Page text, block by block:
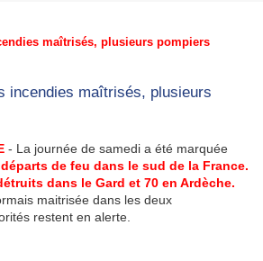
maîtrisés, plusieurs pompiers
incendies maîtrisés, plusieurs
- La journée de samedi a été marquée
de feu dans le sud de la France.
dans le Gard et 70 en Ardèche.
maitrisée dans les deux
restent en alerte.